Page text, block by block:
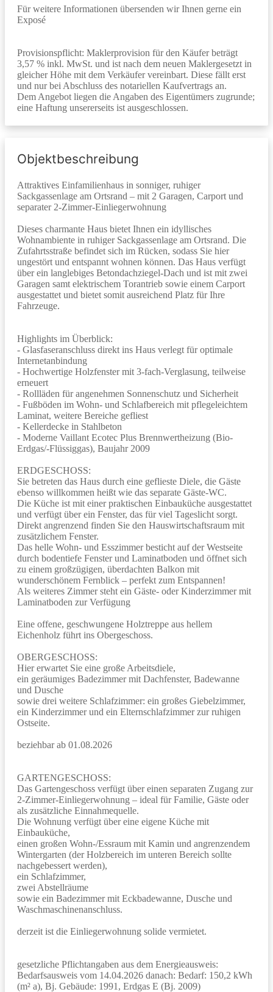
Für weitere Informationen übersenden wir Ihnen gerne ein
Exposé
Provisionspflicht: Maklerprovision für den Käufer beträgt
3,57 % inkl. MwSt. und ist nach dem neuen Maklergesetzt in
gleicher Höhe mit dem Verkäufer vereinbart. Diese fällt erst
und nur bei Abschluss des notariellen Kaufvertrags an.
Dem Angebot liegen die Angaben des Eigentümers zugrunde;
eine Haftung unsererseits ist ausgeschlossen.
Objektbeschreibung
Attraktives Einfamilienhaus in sonniger, ruhiger
Sackgassenlage am Ortsrand – mit 2 Garagen, Carport und
separater 2-Zimmer-Einliegerwohnung
Dieses charmante Haus bietet Ihnen ein idyllisches
Wohnambiente in ruhiger Sackgassenlage am Ortsrand. Die
Zufahrtsstraße befindet sich im Rücken, sodass Sie hier
ungestört und entspannt wohnen können. Das Haus verfügt
über ein langlebiges Betondachziegel-Dach und ist mit zwei
Garagen samt elektrischem Torantrieb sowie einem Carport
ausgestattet und bietet somit ausreichend Platz für Ihre
Fahrzeuge.
Highlights im Überblick:
- Glasfaseranschluss direkt ins Haus verlegt für optimale
Internetanbindung
- Hochwertige Holzfenster mit 3-fach-Verglasung, teilweise
erneuert
- Rollläden für angenehmen Sonnenschutz und Sicherheit
- Fußböden im Wohn- und Schlafbereich mit pflegeleichtem
Laminat, weitere Bereiche gefliest
- Kellerdecke in Stahlbeton
- Moderne Vaillant Ecotec Plus Brennwertheizung (Bio-
Erdgas/-Flüssiggas), Baujahr 2009
ERDGESCHOSS:
Sie betreten das Haus durch eine geflieste Diele, die Gäste
ebenso willkommen heißt wie das separate Gäste-WC.
Die Küche ist mit einer praktischen Einbauküche ausgestattet
und verfügt über ein Fenster, das für viel Tageslicht sorgt.
Direkt angrenzend finden Sie den Hauswirtschaftsraum mit
zusätzlichem Fenster.
Das helle Wohn- und Esszimmer besticht auf der Westseite
durch bodentiefe Fenster und Laminatboden und öffnet sich
zu einem großzügigen, überdachten Balkon mit
wunderschönem Fernblick – perfekt zum Entspannen!
Als weiteres Zimmer steht ein Gäste- oder Kinderzimmer mit
Laminatboden zur Verfügung
Eine offene, geschwungene Holztreppe aus hellem
Eichenholz führt ins Obergeschoss.
OBERGESCHOSS:
Hier erwartet Sie eine große Arbeitsdiele,
ein geräumiges Badezimmer mit Dachfenster, Badewanne
und Dusche
sowie drei weitere Schlafzimmer: ein großes Giebelzimmer,
ein Kinderzimmer und ein Elternschlafzimmer zur ruhigen
Ostseite.
beziehbar ab 01.08.2026
GARTENGESCHOSS:
Das Gartengeschoss verfügt über einen separaten Zugang zur
2-Zimmer-Einliegerwohnung – ideal für Familie, Gäste oder
als zusätzliche Einnahmequelle.
Die Wohnung verfügt über eine eigene Küche mit
Einbauküche,
einen großen Wohn-/Essraum mit Kamin und angrenzendem
Wintergarten (der Holzbereich im unteren Bereich sollte
nachgebessert werden),
ein Schlafzimmer,
zwei Abstellräume
sowie ein Badezimmer mit Eckbadewanne, Dusche und
Waschmaschinenanschluss.
derzeit ist die Einliegerwohnung solide vermietet.
gesetzliche Pflichtangaben aus dem Energieausweis:
Bedarfsausweis vom 14.04.2026 danach: Bedarf: 150,2 kWh
(m² a), Bj. Gebäude: 1991, Erdgas E (Bj. 2009)